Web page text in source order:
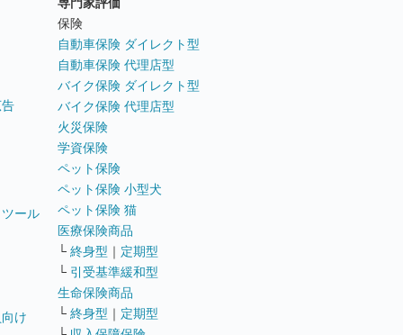
ール
け
保険
自動車保険 ダイレクト型
自動車保険 代理店型
バイク保険 ダイレクト型
バイク保険 代理店型
火災保険
学資保険
ペット保険
ペット保険 小型犬
ペット保険 猫
医療保険商品
└ 終身型 ｜ 定期型
└ 引受基準緩和型
生命保険商品
└ 終身型 ｜ 定期型